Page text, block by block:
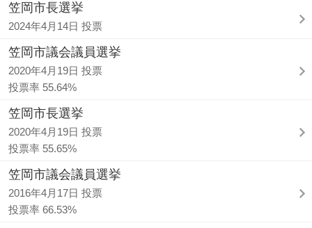
笠岡市長選挙
2024年4月14日 投票
笠岡市議会議員選挙
2020年4月19日 投票
投票率 55.64%
笠岡市長選挙
2020年4月19日 投票
投票率 55.65%
笠岡市議会議員選挙
2016年4月17日 投票
投票率 66.53%